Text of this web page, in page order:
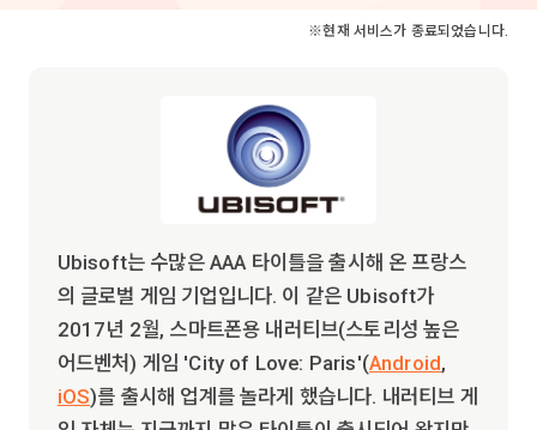
※현재 서비스가 종료되었습니다.
Ubisoft는 수많은 AAA 타이틀을 출시해 온 프랑스
의 글로벌 게임 기업입니다. 이 같은 Ubisoft가
2017년 2월, 스마트폰용 내러티브(스토리성 높은
어드벤처) 게임 'City of Love: Paris'(Android,
iOS)를 출시해 업계를 놀라게 했습니다. 내러티브 게